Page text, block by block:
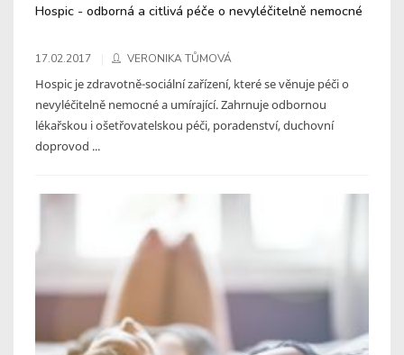
Hospic - odborná a citlivá péče o nevyléčitelně nemocné
17.02.2017 VERONIKA TŮMOVÁ
Hospic je zdravotně-sociální zařízení, které se věnuje péči o
nevyléčitelně nemocné a umírající. Zahrnuje odbornou
lékařskou i ošetřovatelskou péči, poradenství, duchovní
doprovod ...